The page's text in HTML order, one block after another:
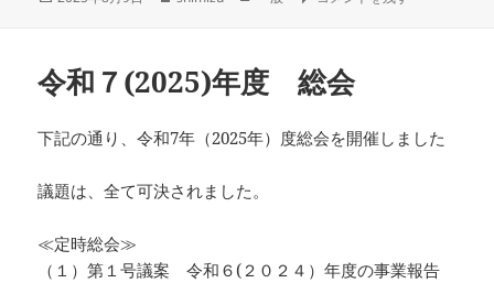
ー
令和７(2025)年度 総会
下記の通り、令和7年（2025年）度総会を開催しました
議題は、全て可決されました。
≪定時総会≫
（１）第１号議案 令和６(２０２４）年度の事業報告